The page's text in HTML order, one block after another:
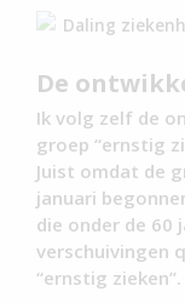
De
Ik volg zelf de
groep “ernstig
Juist omdat de
januari
die onder de 60
verschuivingen
“ernstig zieken”.